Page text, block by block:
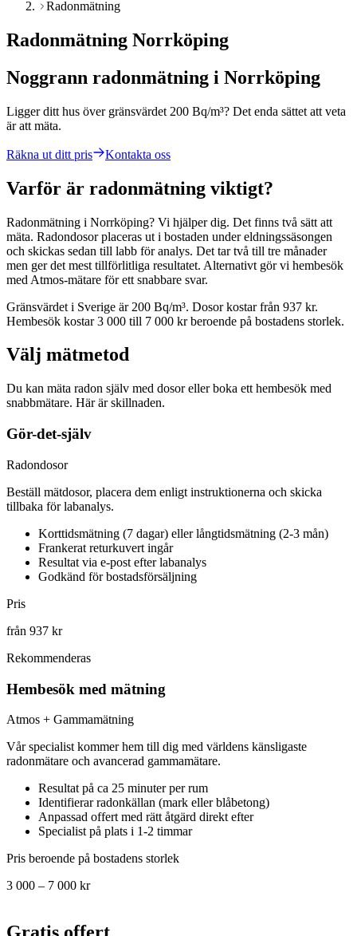
Radonmätning
Radonmätning Norrköping
Noggrann radonmätning i Norrköping
Ligger ditt hus över gränsvärdet 200 Bq/m³? Det enda sättet att veta
är att mäta.
Räkna ut ditt pris Kontakta oss
Varför är radonmätning viktigt?
Radonmätning i Norrköping? Vi hjälper dig. Det finns två sätt att
mäta. Radondosor placeras ut i bostaden under eldningssäsongen
och skickas sedan till labb för analys. Det tar två till tre månader
men ger det mest tillförlitliga resultatet. Alternativt gör vi hembesök
med Atmos-mätare för ett snabbare svar.
Gränsvärdet i Sverige är 200 Bq/m³. Dosor kostar från 937 kr.
Hembesök kostar 3 000 till 7 000 kr beroende på bostadens storlek.
Välj mätmetod
Du kan mäta radon själv med dosor eller boka ett hembesök med
snabbmätare. Här är skillnaden.
Gör-det-själv
Radondosor
Beställ mätdosor, placera dem enligt instruktionerna och skicka
tillbaka för labanalys.
Korttidsmätning (7 dagar) eller långtidsmätning (2-3 mån)
Frankerat returkuvert ingår
Resultat via e-post efter labanalys
Godkänd för bostadsförsäljning
Pris
från 937 kr
Rekommenderas
Hembesök med mätning
Atmos + Gammamätning
Vår specialist kommer hem till dig med världens känsligaste
radonmätare och avancerad gammamätare.
Resultat på ca 25 minuter per rum
Identifierar radonkällan (mark eller blåbetong)
Anpassad offert med rätt åtgärd direkt efter
Specialist på plats i 1-2 timmar
Pris beroende på bostadens storlek
3 000 – 7 000 kr